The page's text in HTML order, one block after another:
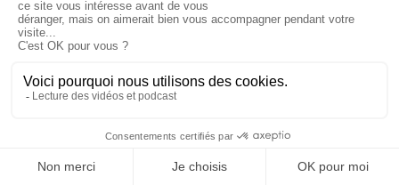
© Copyright 2008 / 2026,DECODE MEDIA, The Innovation Media
TwitterRSS